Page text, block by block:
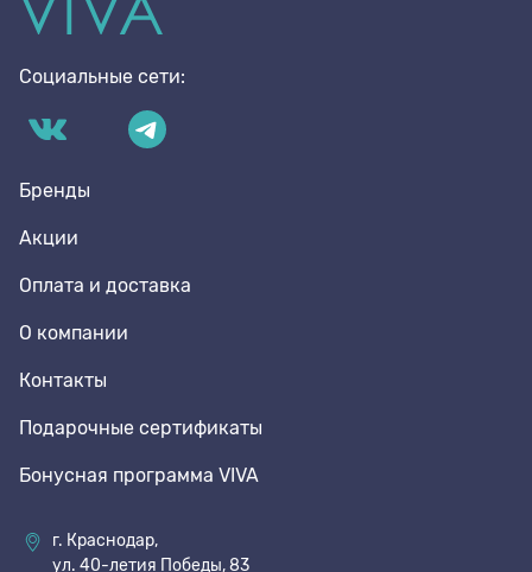
Социальные сети:
Бренды
Акции
Оплата и доставка
О компании
Контакты
Подарочные сертификаты
Бонусная программа VIVA
г. Краснодар,
ул. 40-летия Победы, 83